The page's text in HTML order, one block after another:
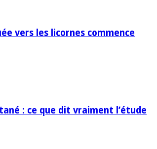
vers les licornes commence
: ce que dit vraiment l’étude